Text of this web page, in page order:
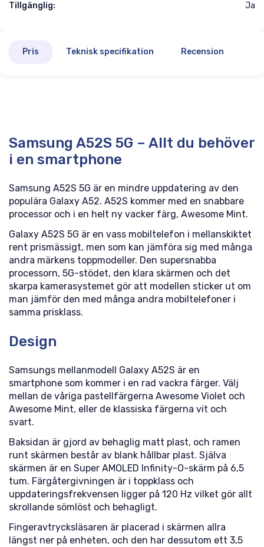
Tillgänglig: Ja
Pris Teknisk specifikation Recension
Samsung A52S 5G – Allt du behöver
i en smartphone
Samsung A52S 5G är en mindre uppdatering av den
populära Galaxy A52. A52S kommer med en snabbare
processor och i en helt ny vacker färg, Awesome Mint.
Galaxy A52S 5G är en vass mobiltelefon i mellanskiktet
rent prismässigt, men som kan jämföra sig med många
andra märkens toppmodeller. Den supersnabba
processorn, 5G-stödet, den klara skärmen och det
skarpa kamerasystemet gör att modellen sticker ut om
man jämför den med många andra mobiltelefoner i
samma prisklass.
Design
Samsungs mellanmodell Galaxy A52S är en
smartphone som kommer i en rad vackra färger. Välj
mellan de våriga pastellfärgerna Awesome Violet och
Awesome Mint, eller de klassiska färgerna vit och
svart.
Baksidan är gjord av behaglig matt plast, och ramen
runt skärmen består av blank hållbar plast. Själva
skärmen är en Super AMOLED Infinity-O-skärm på 6,5
tum. Färgåtergivningen är i toppklass och
uppdateringsfrekvensen ligger på 120 Hz vilket gör allt
skrollande sömlöst och behagligt.
Fingeravtrycksläsaren är placerad i skärmen allra
längst ner på enheten, och den har dessutom ett 3,5